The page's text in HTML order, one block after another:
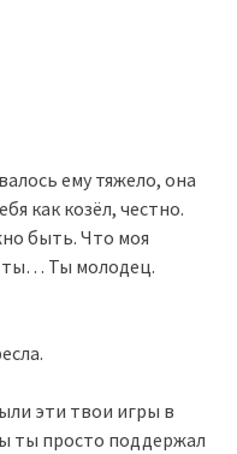
ему тяжело, она
как козёл, честно.
быть. Что моя
ты… Ты молодец.
эти твои игры в
ты просто поддержал